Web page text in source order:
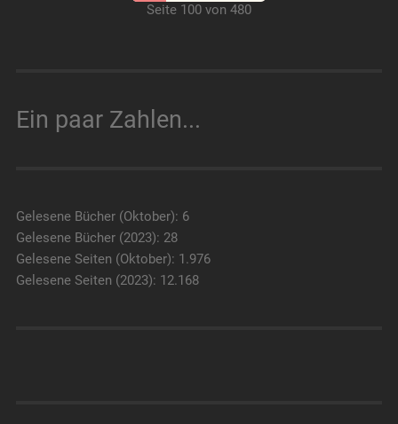
Seite 100 von 480
Ein paar Zahlen...
Gelesene Bücher (Oktober): 6
Gelesene Bücher (2023): 28
Gelesene Seiten (Oktober): 1.976
Gelesene Seiten (2023): 12.168